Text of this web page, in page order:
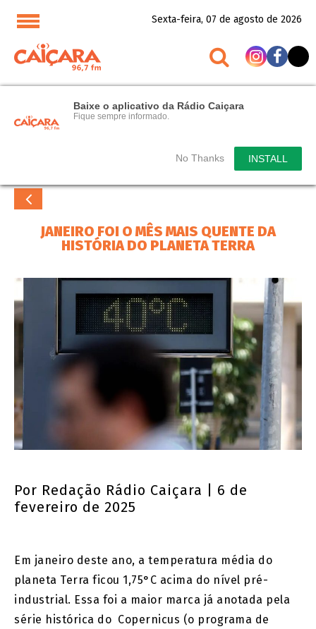
Baixe o aplicativo da Rádio Caiçara
Fique sempre informado.
No Thanks INSTALL
Sexta-feira, 07 de agosto de 2026
JANEIRO FOI O MÊS MAIS QUENTE DA
HISTÓRIA DO PLANETA TERRA
Por Redação Rádio Caiçara | 6 de
fevereiro de 2025
Em janeiro deste ano, a temperatura média do
planeta Terra ficou 1,75°C acima do nível pré-
industrial. Essa foi a maior marca já anotada pela
série histórica do Copernicus (o programa de